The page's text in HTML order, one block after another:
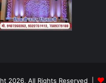
2026, All Rights Reserved |